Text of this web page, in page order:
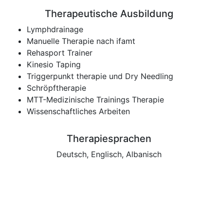
Therapeutische Ausbildung
Lymphdrainage
Manuelle Therapie nach ifamt
Rehasport Trainer
Kinesio Taping
Triggerpunkt therapie und Dry Needling
Schröpftherapie
MTT-Medizinische Trainings Therapie
Wissenschaftliches Arbeiten
Therapiesprachen
Deutsch, Englisch, Albanisch